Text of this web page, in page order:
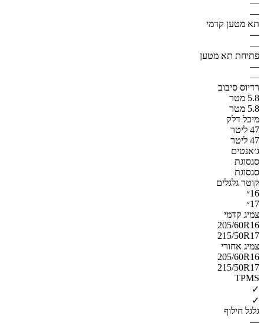
—
—
תא מטען קדמי
—
—
פתיחת תא מטען
—
—
רדיוס סיבוב
5.8 מטר
5.8 מטר
מיכל דלק
47 ליטר
47 ליטר
ג׳אנטים
סגסוגת
סגסוגת
קוטר גלגלים
16״
17״
צמיג קדמי
205/60R16
215/50R17
צמיג אחורי
205/60R16
215/50R17
TPMS
✓
✓
גלגל חילוף
—